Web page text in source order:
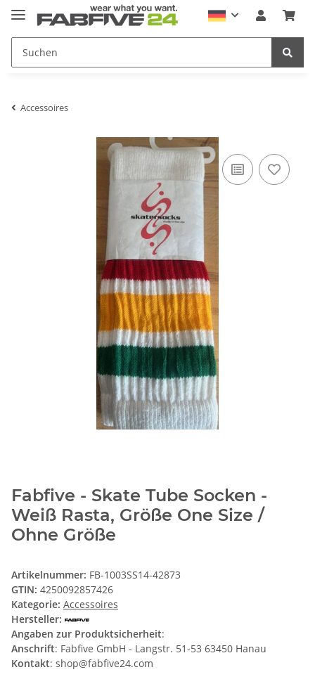
Accessoires
Fabfive - Skate Tube Socken -
Weiß Rasta, Größe One Size /
Ohne Größe
Artikelnummer: FB-1003SS14-42873
GTIN: 4250092857426
Kategorie: Accessoires
Hersteller:
Angaben zur Produktsicherheit:
Anschrift: Fabfive GmbH - Langstr. 51-53 63450 Hanau
Kontakt: shop@fabfive24.com